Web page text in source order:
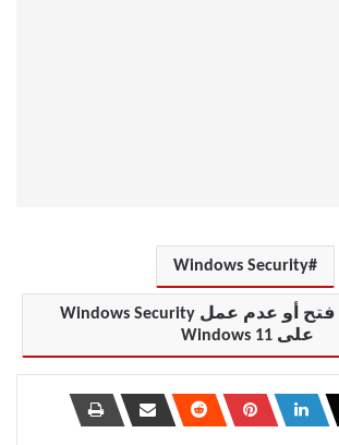
Windows Security
إصلاح عدم فتح أو عدم عمل Windows Security
على Windows 11